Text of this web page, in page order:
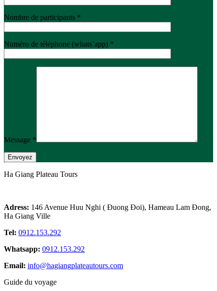
Nombre de participants *
Numéro de téléphone (whats’app) *
Message *
Ha Giang Plateau Tours
Adress: 146 Avenue Huu Nghi ( Đuong Đoi), Hameau Lam Đong,
Ha Giang Ville
Tel: 0912.153.292
Whatsapp: 0912.153.292
Email: info@hagiangplateautours.com
Guide du voyage